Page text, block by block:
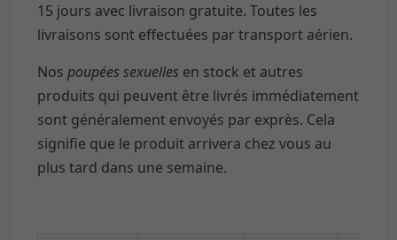
15 jours avec livraison gratuite. Toutes les
livraisons sont effectuées par transport aérien.
Nos poupées sexuelles en stock et autres
produits qui peuvent être livrés immédiatement
sont généralement envoyés par exprès. Cela
signifie que le produit arrivera chez vous au
plus tard dans une semaine.